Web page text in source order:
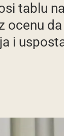
tablu
ocenu
i